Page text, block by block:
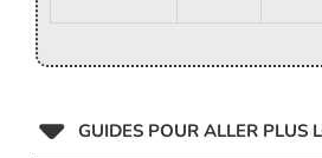
GUIDES POUR ALLER PLUS